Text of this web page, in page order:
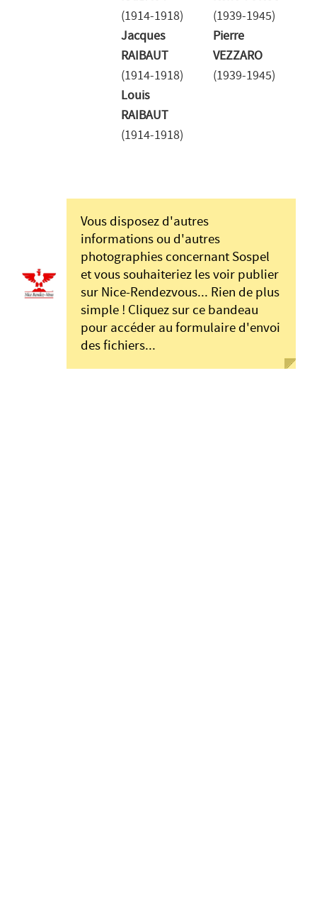
(1914-1918)
Jacques
RAIBAUT
(1914-1918)
Louis
RAIBAUT
(1914-1918)
(1939-1945)
Pierre
VEZZARO
(1939-1945)
Vous disposez d'autres
informations ou d'autres
photographies concernant Sospel
et vous souhaiteriez les voir publier
sur Nice-Rendezvous... Rien de plus
simple ! Cliquez sur ce bandeau
pour accéder au formulaire d'envoi
des fichiers...